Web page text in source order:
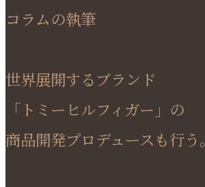
コラムの執筆
世界展開するブランド
「トミーヒルフィガー」の
商品開発プロデュースも行う。